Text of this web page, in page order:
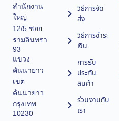
สำนักงาน
ใหญ่
12/5 ซอย
รามอินทรา
93
แขวง
คันนายาว
เขต
คันนายาว
กรุงเทพ
10230
วิธีการจัด
ส่ง
วิธีการชำระ
เงิน
การรับ
ประกัน
สินค้า
ร่วมงานกับ
เรา